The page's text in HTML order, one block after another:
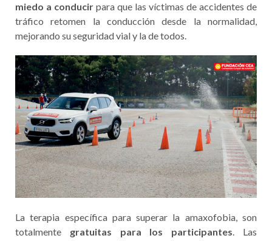
miedo a conducir para que las víctimas de accidentes de
tráfico retomen la conducción desde la normalidad,
mejorando su seguridad vial y la de todos.
La terapia específica para superar la amaxofobia, son
totalmente gratuitas para los participantes. Las